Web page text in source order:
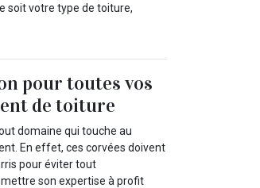
soit votre type de toiture,
pour toutes vos
de toiture
domaine qui touche au
En effet, ces corvées doivent
pour éviter tout
son expertise à profit